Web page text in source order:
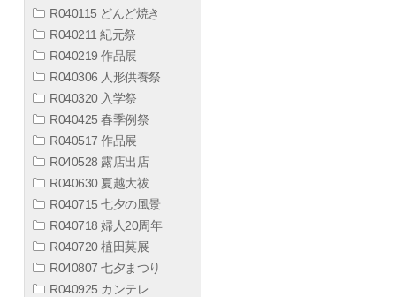
R040115 どんど焼き
R040211 紀元祭
R040219 作品展
R040306 人形供養祭
R040320 入学祭
R040425 春季例祭
R040517 作品展
R040528 露店出店
R040630 夏越大祓
R040715 七夕の風景
R040718 婦人20周年
R040720 植田莫展
R040807 七夕まつり
R040925 カンテレ